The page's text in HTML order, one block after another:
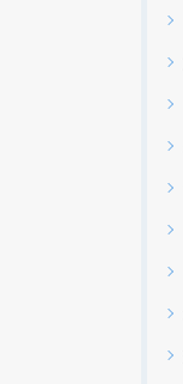
クリック
クリック